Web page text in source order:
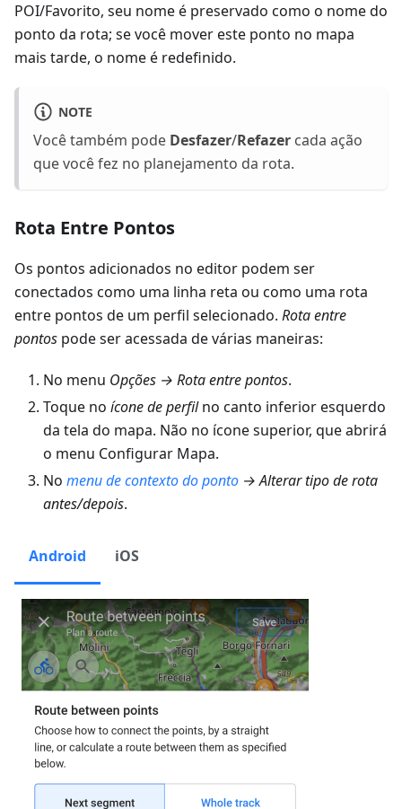
POI/Favorito, seu nome é preservado como o nome do
ponto da rota; se você mover este ponto no mapa
mais tarde, o nome é redefinido.
NOTE
Você também pode Desfazer/Refazer cada ação
que você fez no planejamento da rota.
Rota Entre Pontos
Os pontos adicionados no editor podem ser
conectados como uma linha reta ou como uma rota
entre pontos de um perfil selecionado. Rota entre
pontos pode ser acessada de várias maneiras:
No menu Opções → Rota entre pontos.
Toque no ícone de perfilno canto inferior esquerdo
da tela do mapa. Não no ícone superior, que abrirá
o menu Configurar Mapa.
No menu de contexto do ponto → Alterar tipo de rota
antes/depois.
Android iOS